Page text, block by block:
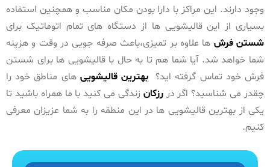
وجود دارند. این مراکز با دارا بودن مکان مناسب و همچنین استفاده
بسیاری از این قالیشویی ها از دستگاه های تمام اتوماتیک برای
شستن فرش ها علاوه بر تمیزی،باعث صرفه جویی در وقت و هزینه
شما خواهد شد. آیا شما هم تا به حال با قالیشویی ها برای شستن
فرش خود تماس گرفته اید؟بهترین قالیشویی های مناطق خود را
چقدر می شناسید؟ اگر دررزکان زندگی می کنید با ما همراه باشید تا
یکی از بهترین قالیشویی ها در این منطقه را به شما عزیزان معرفی
کنیم.